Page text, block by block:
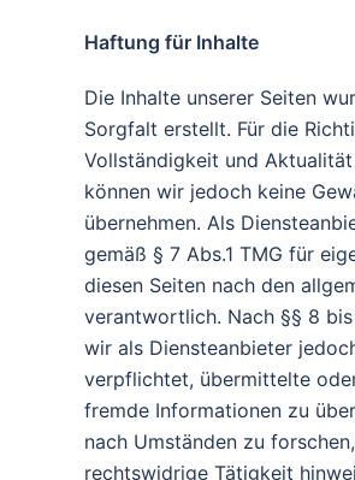
Haftung für Inhalte
Die Inhalte unserer Seiten
Sorgfalt erstellt. Für die
Vollständigkeit und
können wir jedoch keine
übernehmen. Als
gemäß § 7 Abs.1 TMG für
diesen Seiten nach den
verantwortlich. Nach §§ 8 bis
wir als Diensteanbieter
verpflichtet, übermittelte
fremde Informationen zu
nach Umständen zu
rechtswidrige Tätigkeit